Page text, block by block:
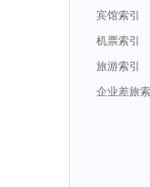
宾馆索引
机票索引
旅游索引
企业差旅索